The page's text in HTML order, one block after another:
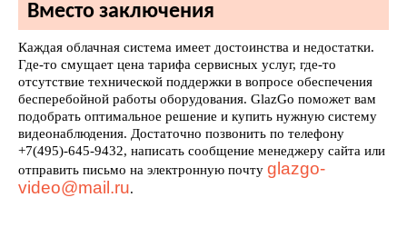
Вместо заключения
Каждая облачная система имеет достоинства и недостатки.
Где-то смущает цена тарифа сервисных услуг, где-то
отсутствие технической поддержки в вопросе обеспечения
бесперебойной работы оборудования. GlazGo поможет вам
подобрать оптимальное решение и купить нужную систему
видеонаблюдения. Достаточно позвонить по телефону
+7(495)-645-9432, написать сообщение менеджеру сайта или
отправить письмо на электронную почту glazgo-
video@mail.ru.